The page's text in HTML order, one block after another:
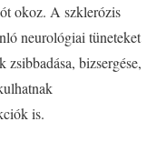
okoz. A szklerózis
neurológiai tüneteket
bizsergése,
is.